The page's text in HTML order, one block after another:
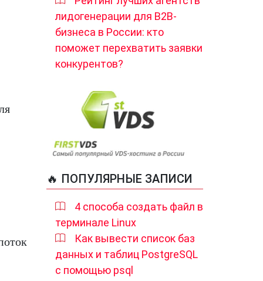
лидогенерации для B2B-
бизнеса в России: кто
поможет перехватить заявки
конкурентов?
🔥 ПОПУЛЯРНЫЕ ЗАПИСИ
4 способа создать файл в
терминале Linux
Как вывести список баз
данных и таблиц PostgreSQL
с помощью psql